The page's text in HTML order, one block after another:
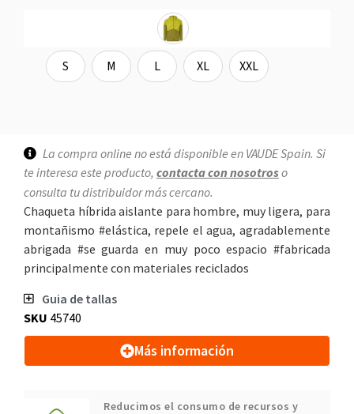
S M L XL XXL
La compra online no está disponible en VAUDE Spain. Si
te interesa este producto, contacta con nosotroso
consulta tu distribuidor más cercano.
Chaqueta híbrida aislante para hombre, muy ligera, para
montañismo #elástica, repele el agua, agradablemente
abrigada #se guarda en muy poco espacio #fabricada
principalmente con materiales reciclados
Guia de tallas
SKU 45740
Más información
Reducimos el consumo de recursos y